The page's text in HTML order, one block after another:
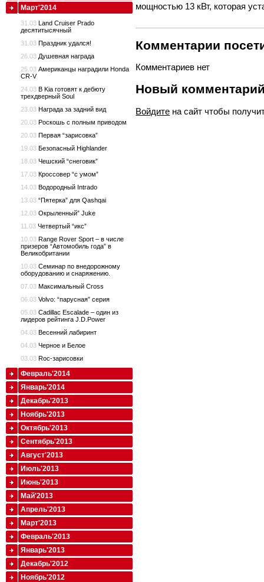
мощностью 13 кВт, которая
Комментарии
Комментариев нет
Новый
Войдите на сайт чтобы
Март'2014
31.03 Land Cruiser Prado
десятитысячный
31.03 Праздник удался!
26.03 Душевная награда
25.03 Американцы наградили Honda
CR-V
24.03 В Kia готовят к дебюту
трехдверный Soul
23.03 Награда за задний вид
20.03 Роскошь с полным приводом
20.03 Первая “зарисовка”
19.03 Безопасный Highlander
18.03 Чешский “снеговик”
17.03 Кроссовер “с умом”
14.03 Водородный Intrado
13.03 “Пятерка” для Qashqai
12.03 Окрыленный” Juke
11.03 Четвертый “икс”
10.03 Range Rover Sport – в числе
призеров “Автомобиль года” в
Великобритании
10.03 Семинар по внедорожному
оборудованию и снаряжению.
07.03 Максимальный Cross
06.03 Volvo: “парусная” серия
05.03 Cadillac Escalade – один из
лидеров рейтинга J.D.Power
04.03 Весенний лабиринт
04.03 Черное и Белое
03.03 Roc-зарисовки
Февраль'2014
Январь'2014
Декабрь'2013
Ноябрь'2013
Октябрь'2013
Сентябрь'2013
Август'2013
Июль'2013
Июнь'2013
Май'2013
Апрель'2013
Март'2013
Февраль'2013
Январь'2013
Декабрь'2012
Ноябрь'2012